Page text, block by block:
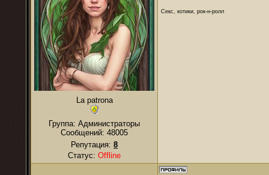
La patrona
Группа: Администраторы
Сообщений: 48005
Репутация: 8
Статус: Offline
Секс, котики, рок-н-ролл